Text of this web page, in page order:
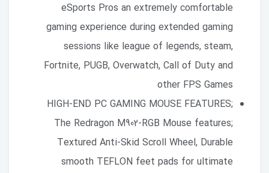
eSports Pros an extremely comfortable
gaming experience during extended gaming
sessions like league of legends, steam,
Fortnite, PUGB, Overwatch, Call of Duty and
other FPS Games
HIGH-END PC GAMING MOUSE FEATURES;
The Redragon M902-RGB Mouse features;
Textured Anti-Skid Scroll Wheel, Durable
smooth TEFLON feet pads for ultimate